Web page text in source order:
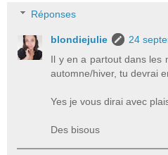
Réponses
blondiejulie
24
Il y en a partout dans les
automne/hiver, tu devrai
Yes je vous dirai avec
Des bisous